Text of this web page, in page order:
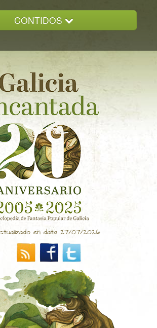
CONTIDOS
GALICIA ENCANTADA
DOCUMENTACION
NOVAS
CONTACTO
en data 27/07/2026